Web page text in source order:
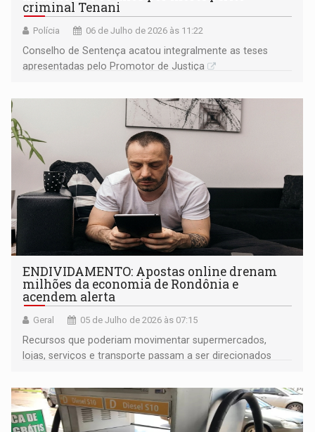
criminal Tenani
Polícia 06 de Julho de 2026 às 11:22
​Conselho de Sentença acatou integralmente as teses
apresentadas pelo Promotor de Justiça
ENDIVIDAMENTO: Apostas online drenam
milhões da economia de Rondônia e
acendem alerta
Geral 05 de Julho de 2026 às 07:15
Recursos que poderiam movimentar supermercados,
lojas, serviços e transporte passam a ser direcionados